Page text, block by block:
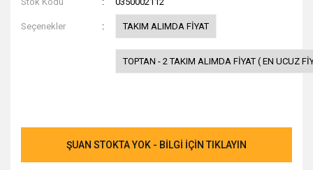
Seçenekler TAKIM ALIMDA FİYAT
TOPTAN - 2 TAKIM ALIMDA FİYAT ( EN UCUZ
ŞUAN STOKTA YOK - BİLGİ İÇİN TIKLAYIN